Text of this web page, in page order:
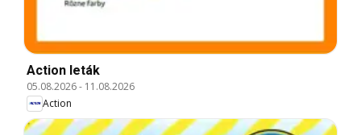
Action leták
05.08.2026- 11.08.2026
Action